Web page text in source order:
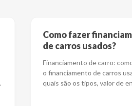
Como fazer
de carros usados?
Financiamento de carro:
o financiamento de carros
quais são os tipos, valor de